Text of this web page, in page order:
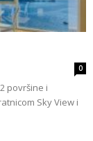
0
površine i
Sky View i